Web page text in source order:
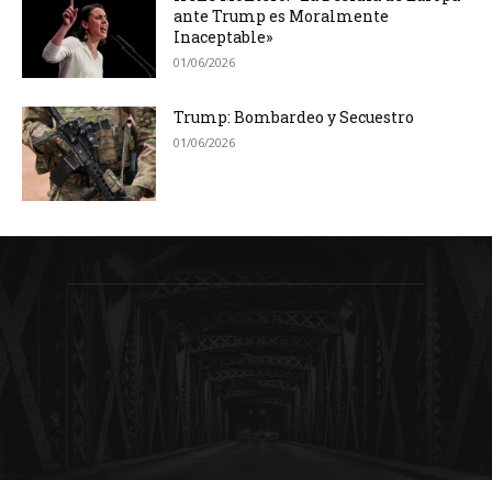
ante Trump es Moralmente
Inaceptable»
01/06/2026
Trump: Bombardeo y Secuestro
01/06/2026